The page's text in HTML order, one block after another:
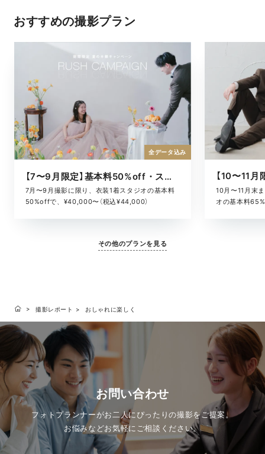
おすすめの撮影プラン
【7〜9月限定】基本料50%off・スタジオキャンペーン
7月〜9月撮影に限り、衣装1着スタジオの基本料
50%offで、¥40,000〜（税込¥44,000）
全データ込み
10月〜11月末
オの基本料
その他のプランを見る
撮影レポート おしゃれに楽しく
お問い合わせ
フォトプランナーがお二人にぴったりの撮影をご提案。
お悩みなどお気軽にご相談ください。